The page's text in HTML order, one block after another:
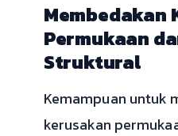
Membedakan
Permukaan
Struktural
Kemampuan untuk
kerusakan